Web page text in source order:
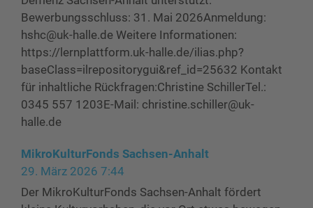
Bewerbungsschluss: 31. Mai 2026Anmeldung:
hshc@uk-halle.de Weitere Informationen:
https://lernplattform.uk-halle.de/ilias.php?
baseClass=ilrepositorygui&ref_id=25632 Kontakt
für inhaltliche Rückfragen:Christine SchillerTel.:
0345 557 1203E-Mail: christine.schiller@uk-
halle.de
MikroKulturFonds Sachsen-Anhalt
29. März 2026 7:44
Der MikroKulturFonds Sachsen-Anhalt fördert